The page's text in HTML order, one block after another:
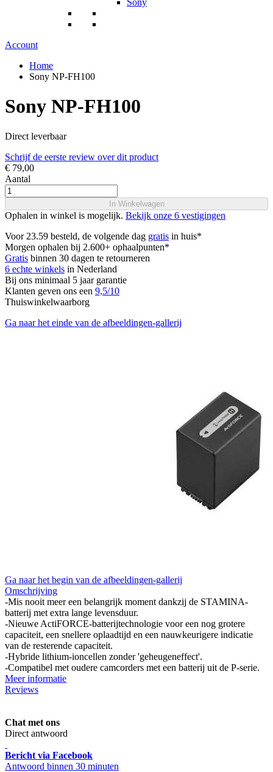
Sony
Account
Home
Sony NP-FH100
Sony NP-FH100
Direct leverbaar
Schrijf de eerste review over dit product
€ 79,00
Aantal
In Winkelwagen
Ophalen in winkel is mogelijk. Bekijk onze 6 vestigingen
Voor 23.59 besteld, de volgende dag gratis in huis*
Morgen ophalen bij 2.600+ ophaalpunten*
Gratis binnen 30 dagen te retourneren
6 echte winkels in Nederland
Bij ons minimaal 5 jaar garantie
Klanten geven ons een 9,5/10
Thuiswinkelwaarborg
Ga naar het einde van de afbeeldingen-gallerij
Ga naar het begin van de afbeeldingen-gallerij
Omschrijving
-Mis nooit meer een belangrijk moment dankzij de STAMINA-
batterij met extra lange levensduur.
-Nieuwe ActiFORCE-batterijtechnologie voor een nog grotere
capaciteit, een snellere oplaadtijd en een nauwkeurigere indicatie
van de resterende capaciteit.
-Hybride lithium-ioncellen zonder 'geheugeneffect'.
-Compatibel met oudere camcorders met een batterij uit de P-serie.
Meer informatie
Reviews
Chat met ons
Direct antwoord
Bericht via Facebook
Antwoord binnen 30 minuten